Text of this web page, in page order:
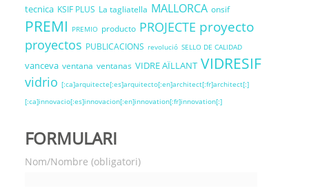
tecnica KSIF PLUS La tagliatella MALLORCA onsif
PREMI PREMIO producto PROJECTE proyecto
proyectos PUBLICACIONS revolució SELLO DE CALIDAD
vanceva ventana ventanas VIDRE AÏLLANT VIDRESIF
vidrio [:ca]arquitecte[:es]arquitecto[:en]architect[:fr]architect[:]
[:ca]innovacio[:es]innovacion[:en]innovation[:fr]innovation[:]
FORMULARI
Nom/Nombre (obligatori)